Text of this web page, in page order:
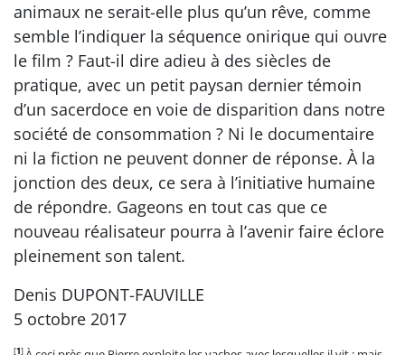
animaux ne serait-elle plus qu’un rêve, comme
semble l’indiquer la séquence onirique qui ouvre
le film ? Faut-il dire adieu à des siècles de
pratique, avec un petit paysan dernier témoin
d’un sacerdoce en voie de disparition dans notre
société de consommation ? Ni le documentaire
ni la fiction ne peuvent donner de réponse. À la
jonction des deux, ce sera à l’initiative humaine
de répondre. Gageons en tout cas que ce
nouveau réalisateur pourra à l’avenir faire éclore
pleinement son talent.
Denis DUPONT-FAUVILLE
5 octobre 2017
[1]